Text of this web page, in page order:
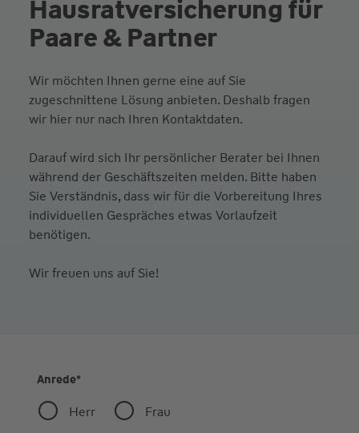
Hausratversicherung für
Paare & Partner
Wir möchten Ihnen gerne eine auf Sie
zugeschnittene Lösung anbieten. Deshalb fragen
wir hier nur nach Ihren Kontaktdaten.
Darauf wird sich Ihr persönlicher Berater bei Ihnen
während der Geschäftszeiten melden. Bitte haben
Sie Verständnis, dass wir für die Vorbereitung Ihres
individuellen Gespräches etwas Vorlaufzeit
benötigen.
Wir freuen uns auf Sie!
Anrede*
Herr Frau